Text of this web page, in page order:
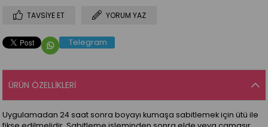
TAVSIYE ET YORUM YAZ
Telegram
ÜRÜN ÖZELLIKLERI
Uygulamadan 24 saat sonra boyayı kumaşa sabitlemek için ütü ile